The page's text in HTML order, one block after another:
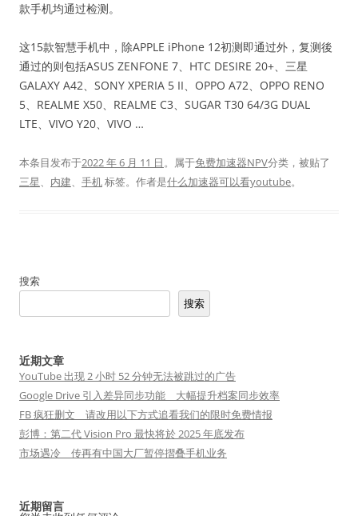
款手机均通过检测。
这15款智慧手机中，除APPLE iPhone 12初测即通过外，复测後
通过的则包括ASUS ZENFONE 7、HTC DESIRE 20+、三星
GALAXY A42、SONY XPERIA 5 II、OPPO A72、OPPO RENO
5、REALME X50、REALME C3、SUGAR T30 64/3G DUAL
LTE、VIVO Y20、VIVO …
本条目发布于2022 年 6 月 11 日。属于免费加速器NPV分类，被贴了
三星、 内建、 手机标签。 作者是什么加速器可以看youtube。
搜索
搜索
近期文章
YouTube 出现 2 小时 52 分钟无法被跳过的广告
Google Drive 引入差异同步功能 大幅提升档案同步效率
FB 疯狂删文 请改用以下方式追看我们的限时免费情报
彭博：第二代 Vision Pro 最快将於 2025 年底发布
市场遇冷 传再有中国大厂暂停摺叠手机业务
近期留言